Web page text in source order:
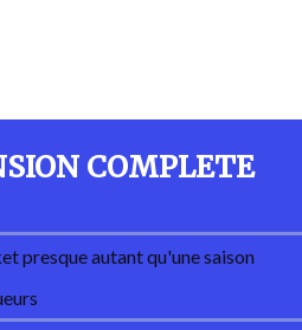
COMPLETE
presque autant qu'une saison